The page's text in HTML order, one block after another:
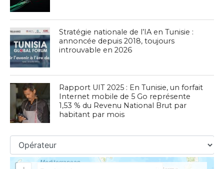
Stratégie nationale de l’IA en Tunisie :
annoncée depuis 2018, toujours
introuvable en 2026
Rapport UIT 2025 : En Tunisie, un forfait
Internet mobile de 5 Go représente
1,53 % du Revenu National Brut par
habitant par mois